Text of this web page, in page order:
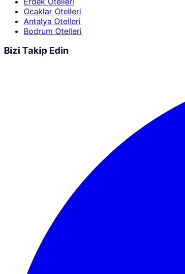
Ocaklar Otelleri
Antalya Otelleri
Bodrum Otelleri
Bizi Takip Edin